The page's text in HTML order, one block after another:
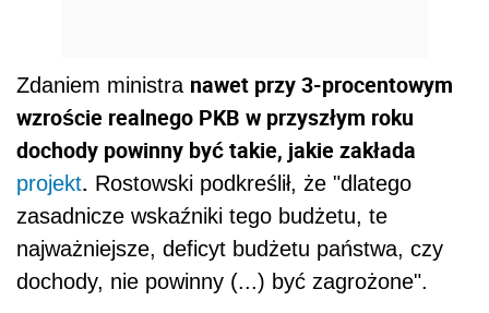
Zdaniem ministra nawet przy 3-procentowym
wzroście realnego PKB w przyszłym roku
dochody powinny być takie, jakie zakłada
projekt. Rostowski podkreślił, że "dlatego
zasadnicze wskaźniki tego budżetu, te
najważniejsze, deficyt budżetu państwa, czy
dochody, nie powinny (...) być zagrożone".